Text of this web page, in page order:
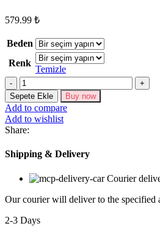
579.99 ₺
Beden
Renk
Temizle
Kadın
Uzun
Kollu
Yakalı
Yakadan
Bağcıklı
Düğmeli
Sandy
adet
Sepete Ekle Buy now
Add to compare
Add to wishlist
Share:
Shipping & Delivery
Courier
Our courier will deliver to the specified
2-3 Days